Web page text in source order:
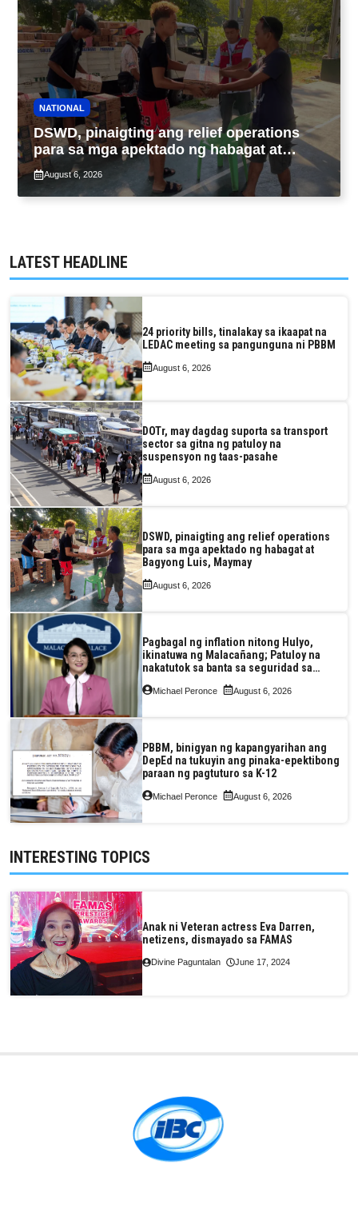
NATIONAL
DSWD, pinaigting ang relief operations
para sa mga apektado ng habagat at
Bagyong Luis, Maymay
August 6, 2026
LATEST HEADLINE
24 priority bills, tinalakay sa ikaapat na
LEDAC meeting sa pangunguna ni PBBM
August 6, 2026
DOTr, may dagdag suporta sa transport
sector sa gitna ng patuloy na
suspensyon ng taas-pasahe
August 6, 2026
DSWD, pinaigting ang relief operations
para sa mga apektado ng habagat at
Bagyong Luis, Maymay
August 6, 2026
Pagbagal ng inflation nitong Hulyo,
ikinatuwa ng Malacañang; Patuloy na
nakatutok sa banta sa seguridad sa
pagkain, enerhiya
Michael Peronce August 6, 2026
PBBM, binigyan ng kapangyarihan ang
DepEd na tukuyin ang pinaka-epektibong
paraan ng pagtuturo sa K-12
Michael Peronce August 6, 2026
INTERESTING TOPICS
Anak ni Veteran actress Eva Darren,
netizens, dismayado sa FAMAS
Divine Paguntalan June 17, 2024